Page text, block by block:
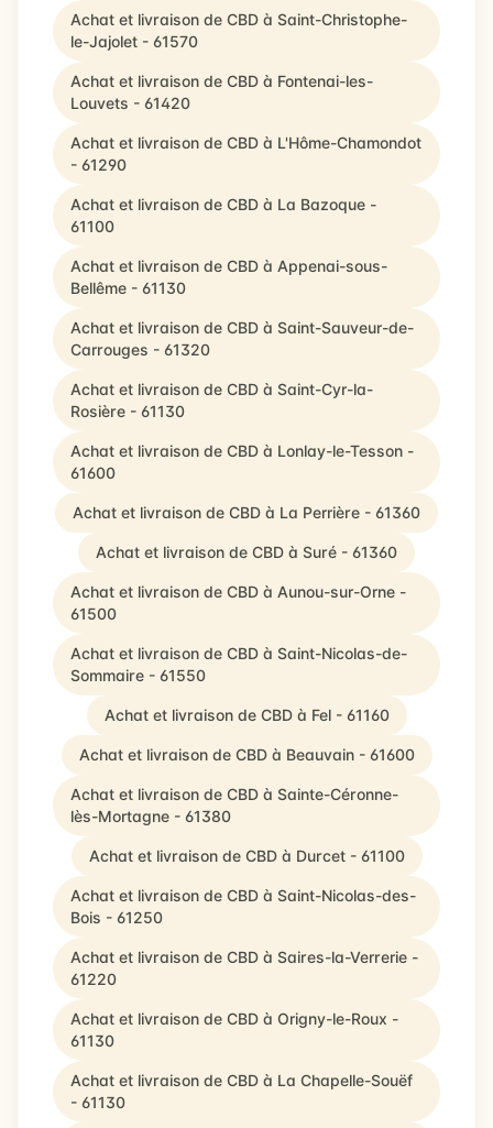
Achat et livraison de CBD à Saint-Christophe-
le-Jajolet - 61570
Achat et livraison de CBD à Fontenai-les-
Louvets - 61420
Achat et livraison de CBD à L'Hôme-Chamondot
- 61290
Achat et livraison de CBD à La Bazoque -
61100
Achat et livraison de CBD à Appenai-sous-
Bellême - 61130
Achat et livraison de CBD à Saint-Sauveur-de-
Carrouges - 61320
Achat et livraison de CBD à Saint-Cyr-la-
Rosière - 61130
Achat et livraison de CBD à Lonlay-le-Tesson -
61600
Achat et livraison de CBD à La Perrière - 61360
Achat et livraison de CBD à Suré - 61360
Achat et livraison de CBD à Aunou-sur-Orne -
61500
Achat et livraison de CBD à Saint-Nicolas-de-
Sommaire - 61550
Achat et livraison de CBD à Fel - 61160
Achat et livraison de CBD à Beauvain - 61600
Achat et livraison de CBD à Sainte-Céronne-
lès-Mortagne - 61380
Achat et livraison de CBD à Durcet - 61100
Achat et livraison de CBD à Saint-Nicolas-des-
Bois - 61250
Achat et livraison de CBD à Saires-la-Verrerie -
61220
Achat et livraison de CBD à Origny-le-Roux -
61130
Achat et livraison de CBD à La Chapelle-Souëf
- 61130